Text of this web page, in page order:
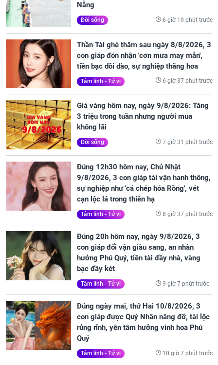
Nẵng
Đời sống 6 giờ 19 phút trước
Thần Tài ghé thăm sau ngày 8/8/2026, 3
con giáp đón nhận 'cơn mưa may mắn',
tiền bạc dồi dào, sự nghiệp thăng hoa
Tâm linh - Tử vi 6 giờ 37 phút trước
Giá vàng hôm nay, ngày 9/8/2026: Tăng
3 triệu trong tuần nhưng người mua
không lãi
Đời sống 7 giờ 31 phút trước
Đúng 12h30 hôm nay, Chủ Nhật
9/8/2026, 3 con giáp tài vận hanh thông,
sự nghiệp như 'cá chép hóa Rồng', vét
cạn lộc lá trong thiên hạ
Tâm linh - Tử vi 8 giờ 37 phút trước
Đúng 20h hôm nay, ngày 9/8/2026, 3
con giáp đổi vận giàu sang, an nhàn
hưởng Phú Quý, tiền tài đầy nhà, vàng
bạc đầy két
Tâm linh - Tử vi 9 giờ 7 phút trước
Đúng ngày mai, thứ Hai 10/8/2026, 3
con giáp được Quý Nhân nâng đỡ, tài lộc
rủng rỉnh, yên tâm hưởng vinh hoa Phú
Quý
Tâm linh - Tử vi 10 giờ 7 phút trước